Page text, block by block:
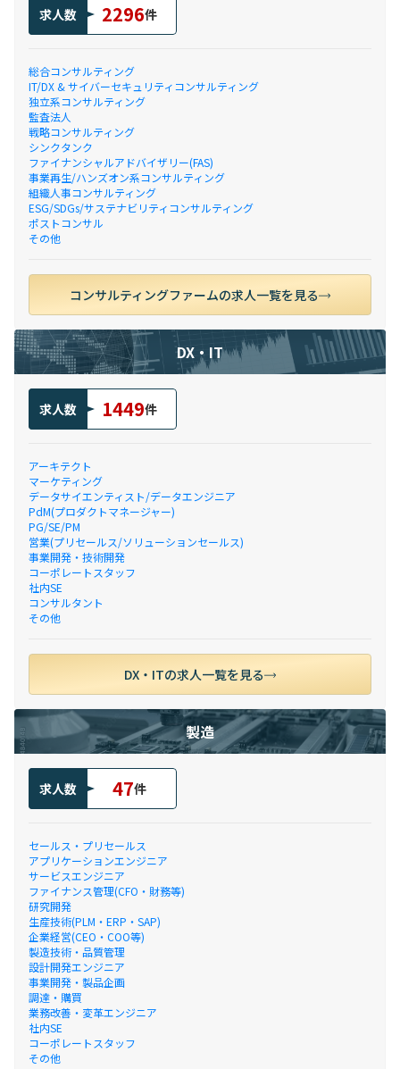
求人数 2296件
総合コンサルティング
IT/DX & サイバーセキュリティコンサルティング
独立系コンサルティング
監査法人
戦略コンサルティング
シンクタンク
ファイナンシャルアドバイザリー(FAS)
事業再生/ハンズオン系コンサルティング
組織人事コンサルティング
ESG/SDGs/サステナビリティコンサルティング
ポストコンサル
その他
コンサルティングファームの求人一覧を見る
DX・IT
求人数 1449件
アーキテクト
マーケティング
データサイエンティスト/データエンジニア
PdM(プロダクトマネージャー)
PG/SE/PM
営業(プリセールス/ソリューションセールス)
事業開発・技術開発
コーポレートスタッフ
社内SE
コンサルタント
その他
DX・ITの求人一覧を見る
製造
求人数 47件
セールス・プリセールス
アプリケーションエンジニア
サービスエンジニア
ファイナンス管理(CFO・財務等)
研究開発
生産技術(PLM・ERP・SAP)
企業経営(CEO・COO等)
製造技術・品質管理
設計開発エンジニア
事業開発・製品企画
調達・購買
業務改善・変革エンジニア
社内SE
コーポレートスタッフ
その他